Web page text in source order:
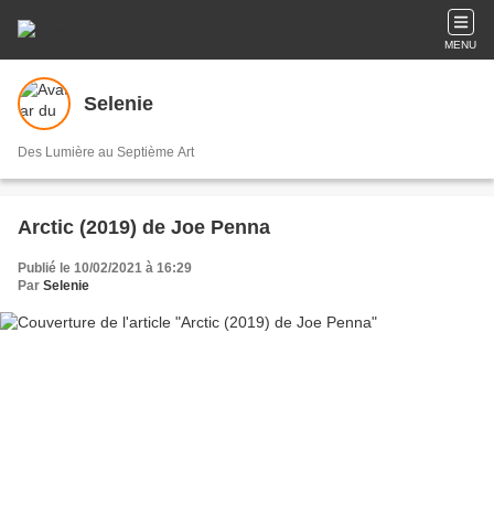
MENU
Selenie
Des Lumière au Septième Art
Arctic (2019) de Joe Penna
Publié le 10/02/2021 à 16:29
Par Selenie